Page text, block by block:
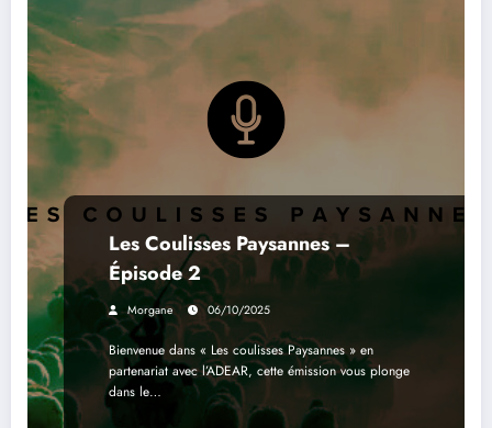
Les Coulisses Paysannes –
Épisode 2
Morgane 06/10/2025
Bienvenue dans « Les coulisses Paysannes » en
partenariat avec l’ADEAR, cette émission vous plonge
dans le…